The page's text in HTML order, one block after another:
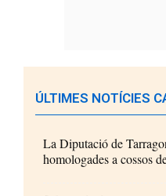
ÚLTIMES NOTÍCIES
La Diputació de
homologades a cossos